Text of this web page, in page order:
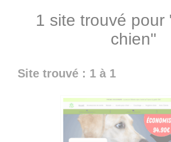
1 site trouvé pour
chien"
Site trouvé : 1 à 1